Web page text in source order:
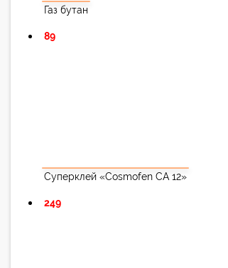
Газ бутан
89
Суперклей «Cosmofen CA 12»
249